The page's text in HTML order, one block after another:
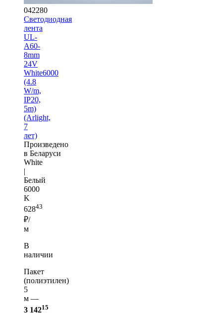
042280
Светодиодная
лента
UL-
A60-
8mm
24V
White6000
(4.8
W/m,
IP20,
5m)
(Arlight,
7
лет)
Произведено
в Беларуси
White
|
Белый
6000
K
62843
₽/
м
В
наличии
Пакет
(полиэтилен)
5
м —
3 14215